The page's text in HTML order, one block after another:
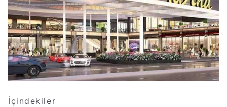
İçindekiler